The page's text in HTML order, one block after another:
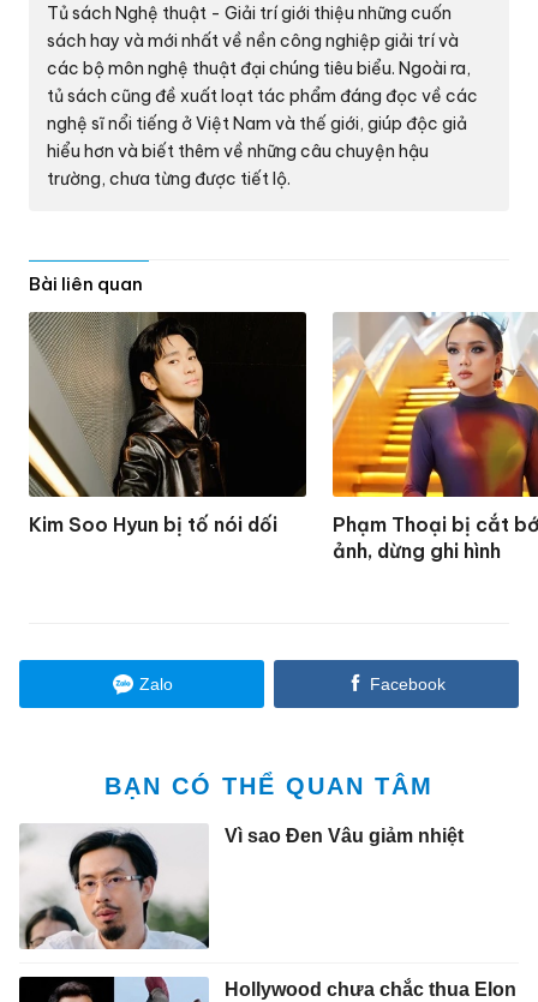
Tủ sách Nghệ thuật - Giải trígiới thiệu những cuốn
sách hay và mới nhất về nền công nghiệp giải trí và
các bộ môn nghệ thuật đại chúng tiêu biểu. Ngoài ra,
tủ sách cũng đề xuất loạt tác phẩm đáng đọc về các
nghệ sĩ nổi tiếng ở Việt Nam và thế giới, giúp độc giả
hiểu hơn và biết thêm về những câu chuyện hậu
trường, chưa từng được tiết lộ.
Bài liên quan
Kim Soo Hyun bị tố nói dối
Phạm Thoại bị cắt
ảnh, dừng ghi hình
Zalo Facebook
BẠN CÓ THỂ QUAN TÂM
Vì sao Đen Vâu giảm nhiệt
Hollywood chưa chắc thua Elon